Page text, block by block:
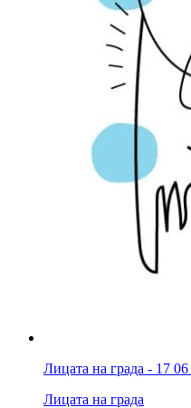
Лицата на града - 17
Лицата на града